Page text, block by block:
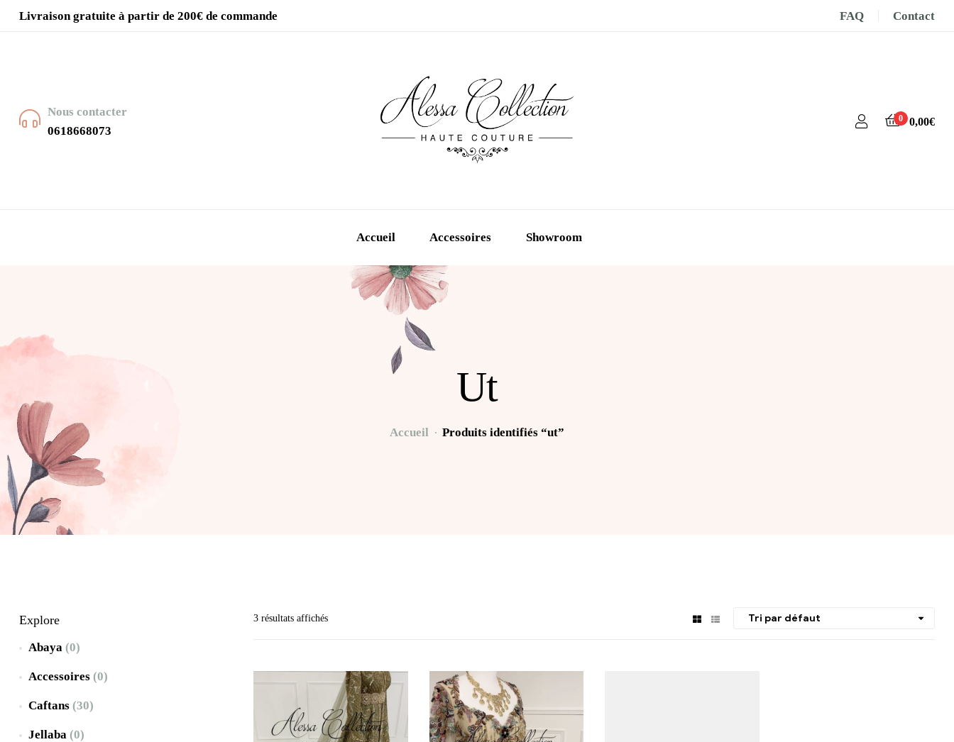
Livraison gratuite à partir de 200€ de commande FAQ Contact
Nous contacter
0618668073
0 0,00€
Accueil Accessoires Showroom
Ut
Accueil Produits identifiés “ut”
3 résultats affichés
Explore
Abaya (0)
Accessoires (0)
Caftans (30)
Jellaba (0)